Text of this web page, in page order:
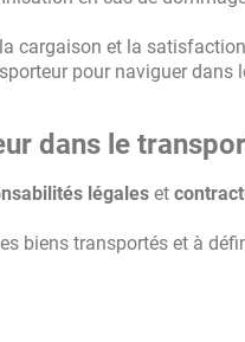
cargaison et la
pour naviguer dans
dans le
légales et
biens transportés et à